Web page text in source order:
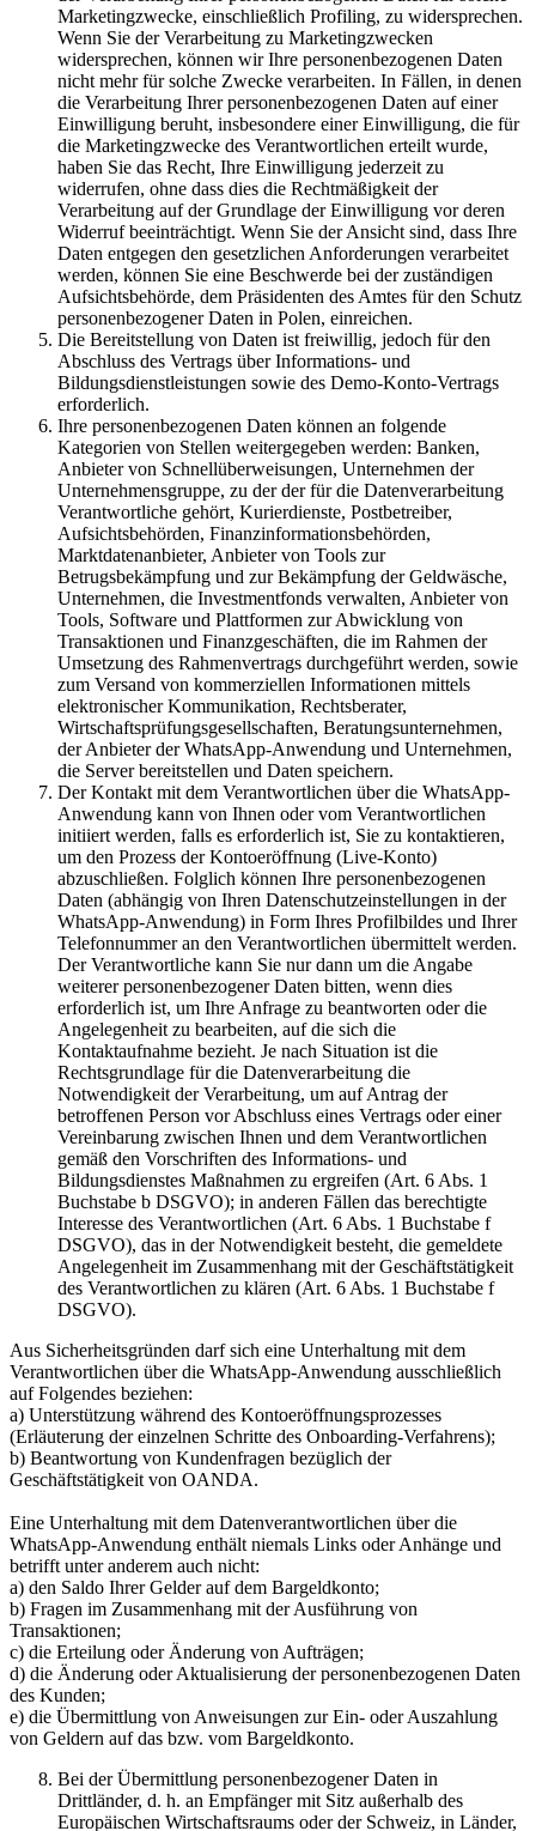
Marketingzwecke, einschließlich Profiling, zu widersprechen.
Wenn Sie der Verarbeitung zu Marketingzwecken
widersprechen, können wir Ihre personenbezogenen Daten
nicht mehr für solche Zwecke verarbeiten. In Fällen, in denen
die Verarbeitung Ihrer personenbezogenen Daten auf einer
Einwilligung beruht, insbesondere einer Einwilligung, die für
die Marketingzwecke des Verantwortlichen erteilt wurde,
haben Sie das Recht, Ihre Einwilligung jederzeit zu
widerrufen, ohne dass dies die Rechtmäßigkeit der
Verarbeitung auf der Grundlage der Einwilligung vor deren
Widerruf beeinträchtigt. Wenn Sie der Ansicht sind, dass Ihre
Daten entgegen den gesetzlichen Anforderungen verarbeitet
werden, können Sie eine Beschwerde bei der zuständigen
Aufsichtsbehörde, dem Präsidenten des Amtes für den Schutz
personenbezogener Daten in Polen, einreichen.
Die Bereitstellung von Daten ist freiwillig, jedoch für den
Abschluss des Vertrags über Informations- und
Bildungsdienstleistungen sowie des Demo-Konto-Vertrags
erforderlich.
Ihre personenbezogenen Daten können an folgende
Kategorien von Stellen weitergegeben werden: Banken,
Anbieter von Schnellüberweisungen, Unternehmen der
Unternehmensgruppe, zu der der für die Datenverarbeitung
Verantwortliche gehört, Kurierdienste, Postbetreiber,
Aufsichtsbehörden, Finanzinformationsbehörden,
Marktdatenanbieter, Anbieter von Tools zur
Betrugsbekämpfung und zur Bekämpfung der Geldwäsche,
Unternehmen, die Investmentfonds verwalten, Anbieter von
Tools, Software und Plattformen zur Abwicklung von
Transaktionen und Finanzgeschäften, die im Rahmen der
Umsetzung des Rahmenvertrags durchgeführt werden, sowie
zum Versand von kommerziellen Informationen mittels
elektronischer Kommunikation, Rechtsberater,
Wirtschaftsprüfungsgesellschaften, Beratungsunternehmen,
der Anbieter der WhatsApp-Anwendung und Unternehmen,
die Server bereitstellen und Daten speichern.
Der Kontakt mit dem Verantwortlichen über die WhatsApp-
Anwendung kann von Ihnen oder vom Verantwortlichen
initiiert werden, falls es erforderlich ist, Sie zu kontaktieren,
um den Prozess der Kontoeröffnung (Live-Konto)
abzuschließen. Folglich können Ihre personenbezogenen
Daten (abhängig von Ihren Datenschutzeinstellungen in der
WhatsApp-Anwendung) in Form Ihres Profilbildes und Ihrer
Telefonnummer an den Verantwortlichen übermittelt werden.
Der Verantwortliche kann Sie nur dann um die Angabe
weiterer personenbezogener Daten bitten, wenn dies
erforderlich ist, um Ihre Anfrage zu beantworten oder die
Angelegenheit zu bearbeiten, auf die sich die
Kontaktaufnahme bezieht. Je nach Situation ist die
Rechtsgrundlage für die Datenverarbeitung die
Notwendigkeit der Verarbeitung, um auf Antrag der
betroffenen Person vor Abschluss eines Vertrags oder einer
Vereinbarung zwischen Ihnen und dem Verantwortlichen
gemäß den Vorschriften des Informations- und
Bildungsdienstes Maßnahmen zu ergreifen (Art. 6 Abs. 1
Buchstabe b DSGVO); in anderen Fällen das berechtigte
Interesse des Verantwortlichen (Art. 6 Abs. 1 Buchstabe f
DSGVO), das in der Notwendigkeit besteht, die gemeldete
Angelegenheit im Zusammenhang mit der Geschäftstätigkeit
des Verantwortlichen zu klären (Art. 6 Abs. 1 Buchstabe f
DSGVO).
Aus Sicherheitsgründen darf sich eine Unterhaltung mit dem
Verantwortlichen über die WhatsApp-Anwendung ausschließlich
auf Folgendes beziehen:
a) Unterstützung während des Kontoeröffnungsprozesses
(Erläuterung der einzelnen Schritte des Onboarding-Verfahrens);
b) Beantwortung von Kundenfragen bezüglich der
Geschäftstätigkeit von OANDA.
Eine Unterhaltung mit dem Datenverantwortlichen über die
WhatsApp-Anwendung enthält niemals Links oder Anhänge und
betrifft unter anderem auch nicht:
a) den Saldo Ihrer Gelder auf dem Bargeldkonto;
b) Fragen im Zusammenhang mit der Ausführung von
Transaktionen;
c) die Erteilung oder Änderung von Aufträgen;
d) die Änderung oder Aktualisierung der personenbezogenen Daten
des Kunden;
e) die Übermittlung von Anweisungen zur Ein- oder Auszahlung
von Geldern auf das bzw. vom Bargeldkonto.
Bei der Übermittlung personenbezogener Daten in
Drittländer, d. h. an Empfänger mit Sitz außerhalb des
Europäischen Wirtschaftsraums oder der Schweiz, in Länder,